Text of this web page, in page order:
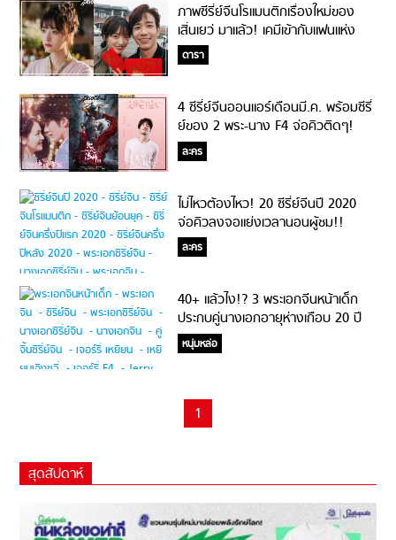
ภาพซีรี่ย์จีนโรแมนติกเรื่องใหม่ของ
เสิ่นเยว่ มาแล้ว! เคมีเข้ากับแฟนแห่ง
ชาติไต้หวันมาก!
ดารา
4 ซีรี่ย์จีนออนแอร์เดือนมี.ค. พร้อมซีรี่
ย์ของ 2 พระ-นาง F4 จ่อคิวติดๆ!
ละคร
ไม่ไหวต้องไหว! 20 ซีรี่ย์จีนปี 2020
จ่อคิวลงจอแย่งเวลานอนผู้ชม!!
#หลัวมาเต็ม
ละคร
40+ แล้วไง!? 3 พระเอกจีนหน้าเด็ก
ประกบคู่นางเอกอายุห่างเกือบ 20 ปี
ยังรอด!!
หนุ่มหล่อ
1
สุดสัปดาห์